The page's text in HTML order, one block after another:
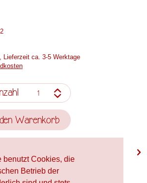
benutzt Cookies, die
Betrieb der
ca. 3-5 Werktage
Warenkorb
Stempelholzgröße: Spielfigur Verwendete